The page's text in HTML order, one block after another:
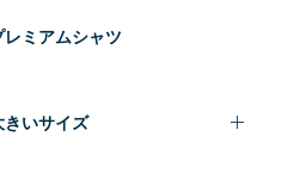
レミアムシャツ
きいサイズ